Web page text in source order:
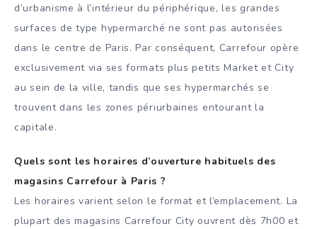
d’urbanisme à l’intérieur du périphérique, les grandes
surfaces de type hypermarché ne sont pas autorisées
dans le centre de Paris. Par conséquent, Carrefour opère
exclusivement via ses formats plus petits Market et City
au sein de la ville, tandis que ses hypermarchés se
trouvent dans les zones périurbaines entourant la
capitale.
Quels sont les horaires d’ouverture habituels des
magasins Carrefour à Paris ?
Les horaires varient selon le format et l’emplacement. La
plupart des magasins Carrefour City ouvrent dès 7h00 et